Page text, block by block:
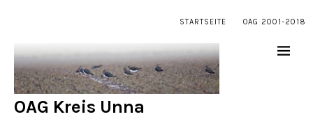
STARTSEITE OAG 2001-2018
OAG Kreis Unna